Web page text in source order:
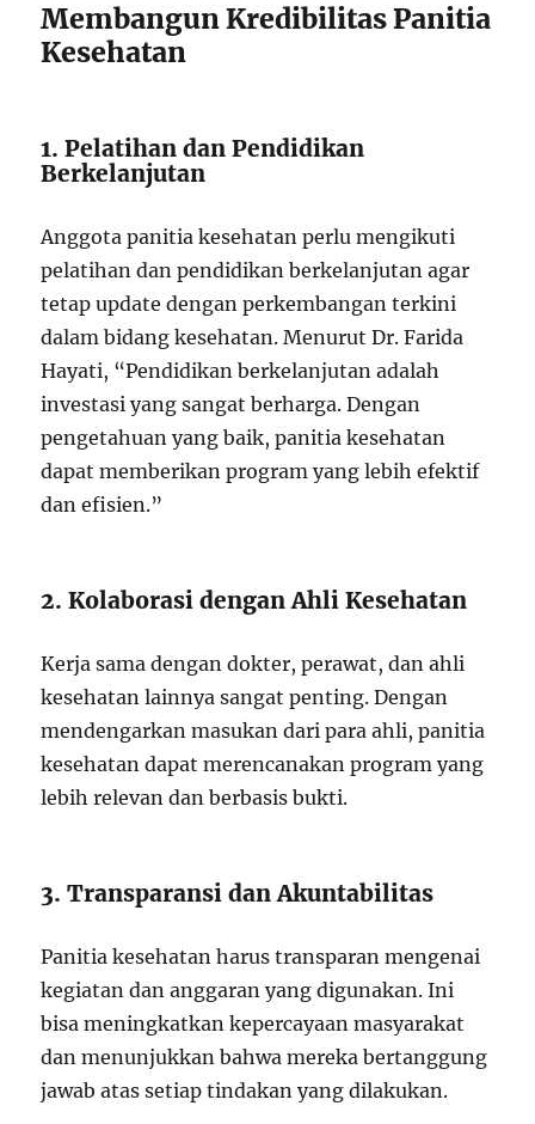
Membangun Kredibilitas Panitia
Kesehatan
1. Pelatihan dan Pendidikan
Berkelanjutan
Anggota panitia kesehatan perlu mengikuti
pelatihan dan pendidikan berkelanjutan agar
tetap update dengan perkembangan terkini
dalam bidang kesehatan. Menurut Dr. Farida
Hayati, “Pendidikan berkelanjutan adalah
investasi yang sangat berharga. Dengan
pengetahuan yang baik, panitia kesehatan
dapat memberikan program yang lebih efektif
dan efisien.”
2. Kolaborasi dengan Ahli Kesehatan
Kerja sama dengan dokter, perawat, dan ahli
kesehatan lainnya sangat penting. Dengan
mendengarkan masukan dari para ahli, panitia
kesehatan dapat merencanakan program yang
lebih relevan dan berbasis bukti.
3. Transparansi dan Akuntabilitas
Panitia kesehatan harus transparan mengenai
kegiatan dan anggaran yang digunakan. Ini
bisa meningkatkan kepercayaan masyarakat
dan menunjukkan bahwa mereka bertanggung
jawab atas setiap tindakan yang dilakukan.